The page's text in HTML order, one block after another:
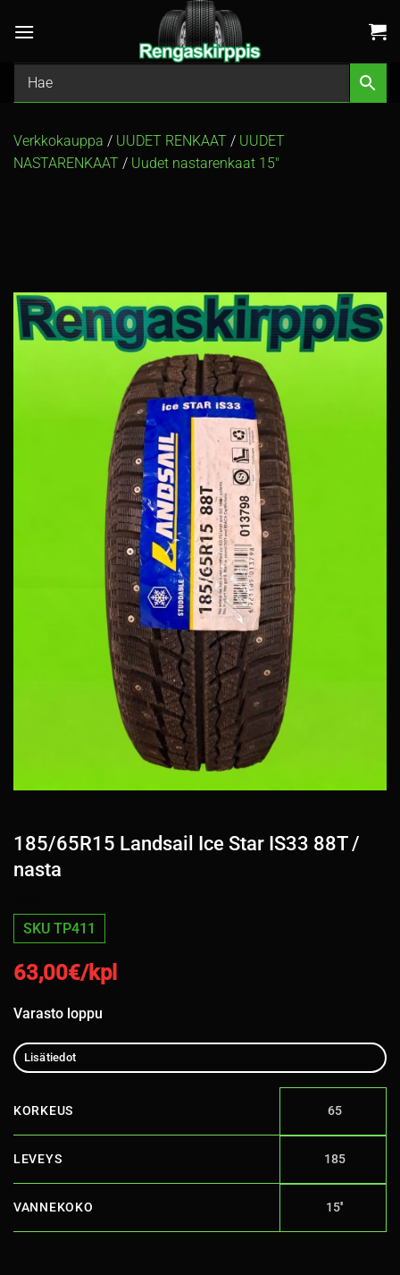
Verkkokauppa / UUDET RENKAAT / UUDET
NASTARENKAAT / Uudet nastarenkaat 15″
185/65R15 Landsail Ice Star IS33 88T /
nasta
SKU TP411
63,00€/kpl
Varasto loppu
Lisätiedot
KORKEUS 65
LEVEYS 185
VANNEKOKO 15''